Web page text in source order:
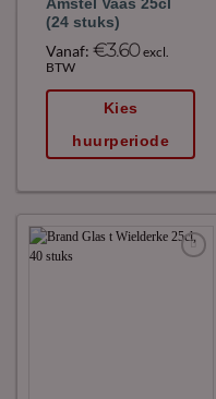
Amstel Vaas 25cl
(24 stuks)
Vanaf:€3.60excl.
BTW
Kies
huurperiode